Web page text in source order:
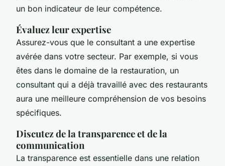
un bon indicateur de leur compétence.
Évaluez leur expertise
Assurez-vous que le consultant a une expertise
avérée dans votre secteur. Par exemple, si vous
êtes dans le domaine de la restauration, un
consultant qui a déjà travaillé avec des restaurants
aura une meilleure compréhension de vos besoins
spécifiques.
Discutez de la transparence et de la
communication
La transparence est essentielle dans une relation